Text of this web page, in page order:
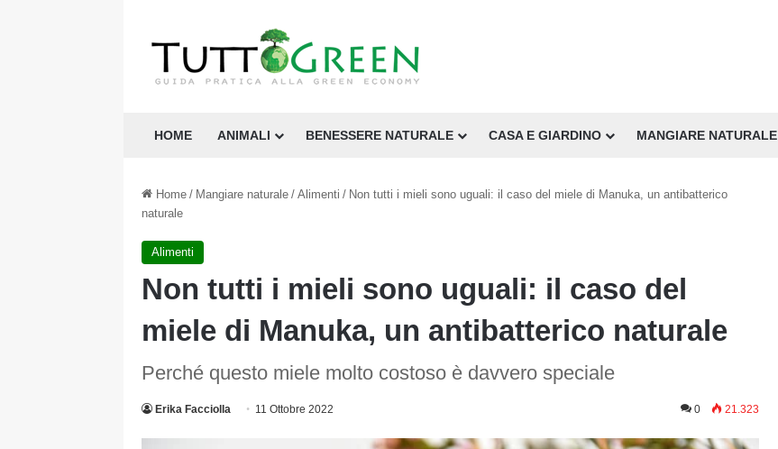
HOME ANIMALI BENESSERE NATURALE CASA E GIARDINO MANGIARE NATURALE
Home / Mangiare naturale / Alimenti / Non tutti i mieli sono uguali: il caso del miele di Manuka, un antibatterico
naturale
Alimenti
Non tutti i mieli sono uguali: il caso del
miele di Manuka, un antibatterico naturale
Perché questo miele molto costoso è davvero speciale
Erika Facciolla 11 Ottobre 2022 0 21.323